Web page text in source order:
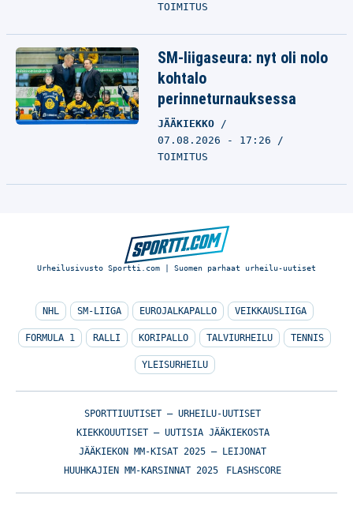
TOIMITUS
SM-liigaseura: nyt oli nolo
kohtalo
perinneturnauksessa
JÄÄKIEKKO
07.08.2026 - 17:26
TOIMITUS
Urheilusivusto Sportti.com | Suomen parhaat urheilu-uutiset
NHL SM-LIIGA EUROJALKAPALLO VEIKKAUSLIIGA
FORMULA 1 RALLI KORIPALLO TALVIURHEILU TENNIS
YLEISURHEILU
SPORTTIUUTISET – URHEILU-UUTISET
KIEKKOUUTISET – UUTISIA JÄÄKIEKOSTA
JÄÄKIEKON MM-KISAT 2025 – LEIJONAT
HUUHKAJIEN MM-KARSINNAT 2025
FLASHSCORE